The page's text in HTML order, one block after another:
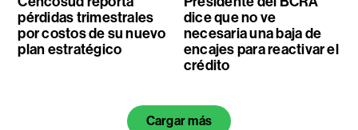
pérdidas trimestrales
por costos de su nuevo
plan estratégico
dice que no ve
necesaria una baja de
encajes para reactivar el
crédito
Cargar más